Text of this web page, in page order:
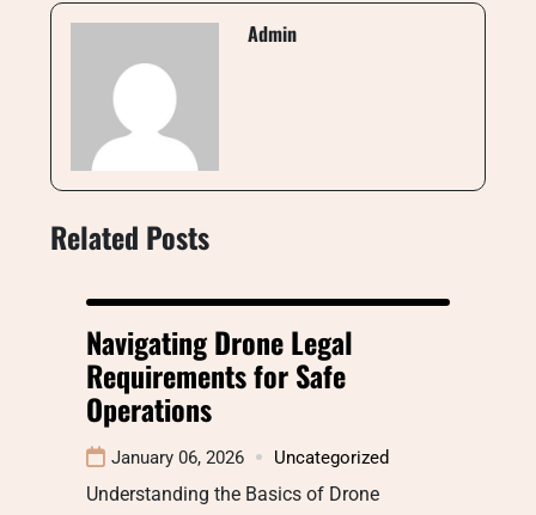
Admin
Related Posts
Navigating Drone Legal
Requirements for Safe
Operations
January 06, 2026 Uncategorized
Understanding the Basics of Drone